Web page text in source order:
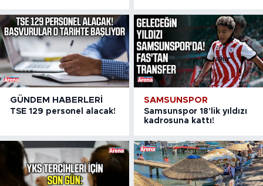
GÜNDEM HABERLERI
TSE 129 personel alacak!
SAMSUNSPOR
Samsunspor 18'lik yıldızı
kadrosuna kattı!